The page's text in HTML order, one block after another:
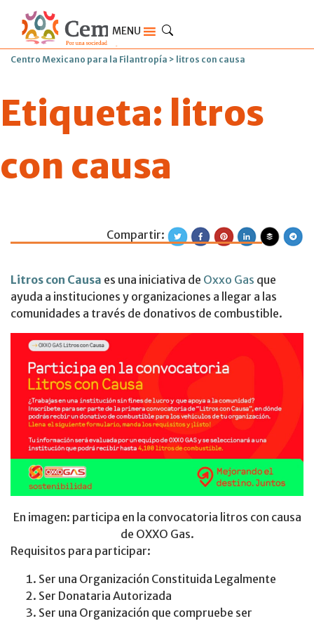
MENU
Centro Mexicano para la Filantropía > litros con causa
Etiqueta: litros
con causa
Participa en la
Compartir:
Litros con Causa es una iniciativa de Oxxo Gas que
ayuda a instituciones y organizaciones a llegar a las
comunidades a través de donativos de combustible.
En imagen: participa en la convocatoria litros con causa
de OXXO Gas.
Requisitos para participar:
Ser una Organización Constituida Legalmente
Ser Donataria Autorizada
Ser una Organización que compruebe ser